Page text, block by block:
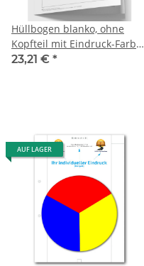
Hüllbogen blanko, ohne
Kopfteil mit Eindruck-Farbe,
1 Pack zu 100 Blatt
23,21 € *
AUF LAGER